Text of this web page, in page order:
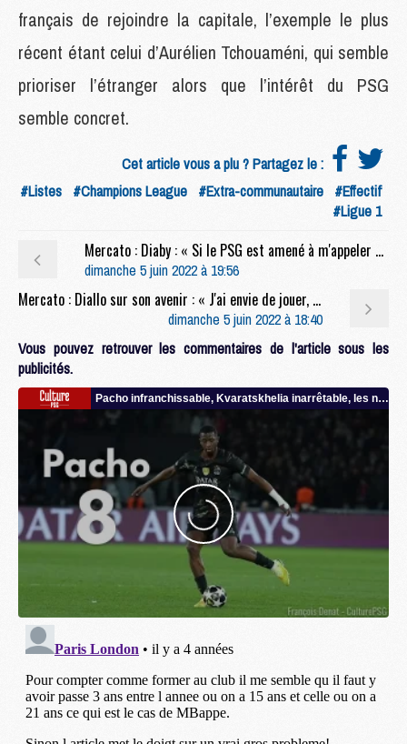
français de rejoindre la capitale, l’exemple le plus
récent étant celui d’Aurélien Tchouaméni, qui semble
prioriser l’étranger alors que l’intérêt du PSG
semble concret.
Cet article vous a plu ? Partagez le :
#Listes #Champions League #Extra-communautaire #Effectif
#Ligue 1
Mercato : Diaby : « Si le PSG est amené à m'appeler un jour, j'y réfléchirai »
dimanche 5 juin 2022 à 19:56
Mercato : Diallo sur son avenir : « J'ai envie de jouer, tout simplement »
dimanche 5 juin 2022 à 18:40
Vous pouvez retrouver les commentaires de l'article sous les
publicités.